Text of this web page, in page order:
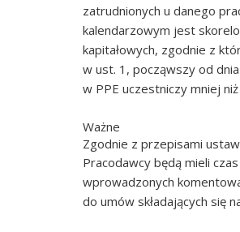
zatrudnionych u danego
kalendarzowym jest
kapitałowych, zgodnie z
w ust. 1, począwszy od
w PPE uczestniczy mniej
Ważne
Zgodnie z przepisami
Pracodawcy będą mieli
wprowadzonych
do umów składających się